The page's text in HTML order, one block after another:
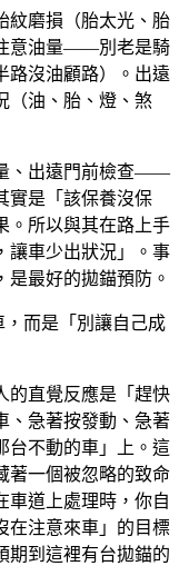
磨損（胎太光、胎
意油量——別老是騎
路沒油顧路）。出遠
油、胎、燈、煞
、出遠門前檢查——
實是「該保養沒保
。所以與其在路上手
讓車少出狀況」。事
最好的拋錨預防。
而是「別讓自己成
的直覺反應是「趕快
急著按發動、急著
台不動的車」上。這
著一個被忽略的致命
車道上處理時，你自
在注意來車」的目標
到這裡有台拋錨的